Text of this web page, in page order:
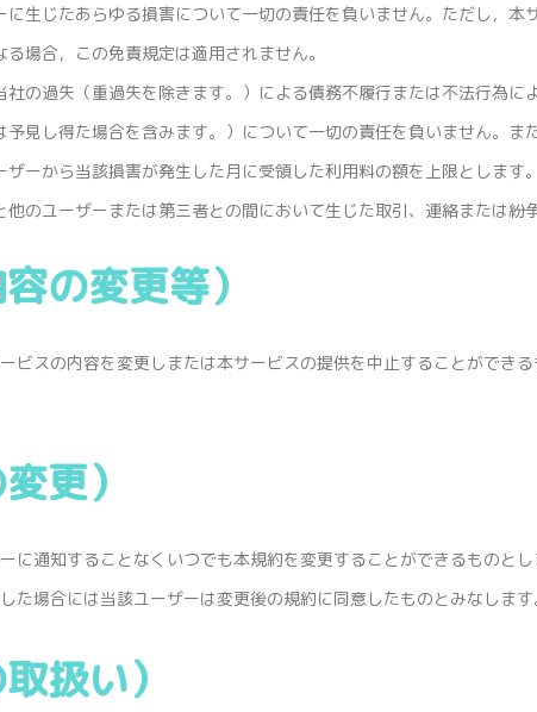
生じたあらゆる損害について一切の責任を負いません。ただし，
場合，この免責規定は適用されません。
の過失（重過失を除きます。）による債務不履行または不法行為
見し得た場合を含みます。）について一切の責任を負いません。
ーから当該損害が発生した月に受領した利用料の額を上限とします。
のユーザーまたは第三者との間において生じた取引、連絡または紛
の変更等）
ビスの内容を変更しまたは本サービスの提供を中止することができ
更）
に通知することなくいつでも本規約を変更することができるものとし
た場合には当該ユーザーは変更後の規約に同意したものとみなします
扱い）